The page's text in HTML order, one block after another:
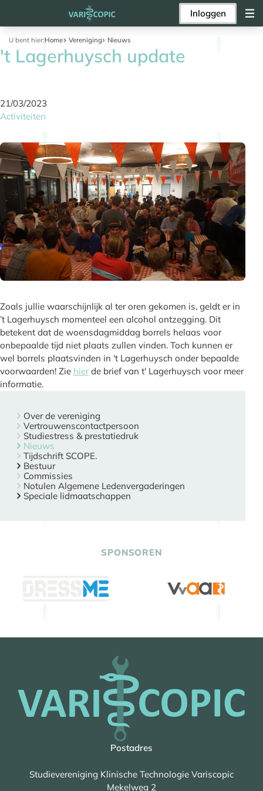
Inloggen
U bent hier:Home Vereniging Nieuws
't Lagerhuysch update
21/03/2023
Activiteiten
Zoals jullie waarschijnlijk al ter oren gekomen is, geldt er in
’t Lagerhuysch momenteel een alcohol ontzegging. Dit
betekent dat de woensdagmiddag borrels helaas voor
onbepaalde tijd niet plaats zullen vinden. Toch kunnen er
wel borrels plaatsvinden in 't Lagerhuysch onder bepaalde
voorwaarden! Zie hierde brief van t' Lagerhuysch voor meer
informatie.
Over de vereniging
Vertrouwenscontactpersoon
Studiestress & prestatiedruk
Nieuws
Tijdschrift SCOPE.
Bestuur
Commissies
Notulen Algemene Ledenvergaderingen
Speciale lidmaatschappen
SPONSOREN
Postadres
Studievereniging Klinische Technologie Variscopic
Mekelweg 2